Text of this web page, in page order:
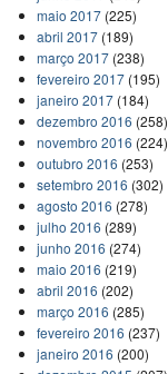
maio 2017(225)
abril 2017(189)
março 2017(238)
fevereiro 2017(195)
janeiro 2017(184)
dezembro 2016 (258)
novembro 2016 (224)
outubro 2016 (253)
setembro 2016 (302)
agosto 2016 (278)
julho 2016 (289)
junho 2016 (274)
maio 2016 (219)
abril 2016 (202)
março 2016 (285)
fevereiro 2016 (237)
janeiro 2016 (200)